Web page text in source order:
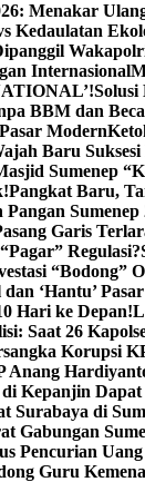
Menakar
Kedaulatan
Internasional
BBM dan
Modern
Baru Suksesi
Sumenep
Pangkat Baru,
Sumenep
Garis
Regulasi?
“Bodong”
‘Hantu’
Hari ke Depan!
Saat 26
Korupsi
Kepanjin Dapat
Surabaya di
Gabungan
Pencurian
Guru